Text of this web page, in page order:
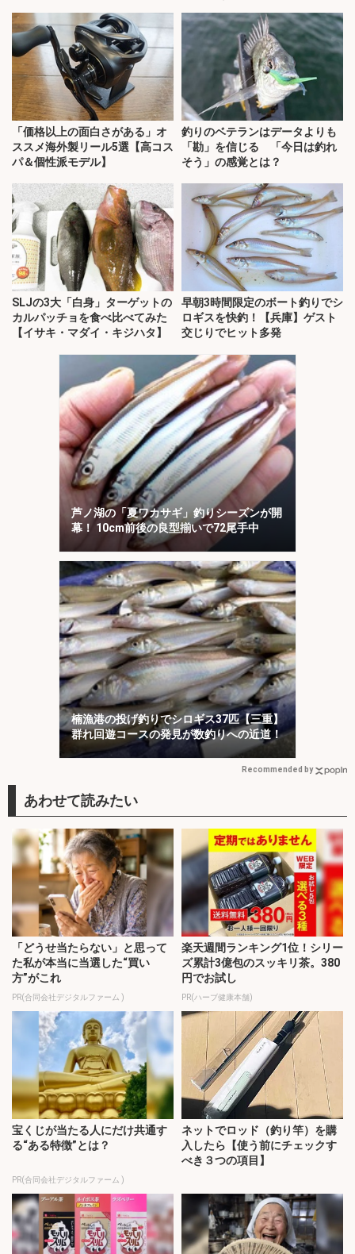
「価格以上の面白さがある」オ
ススメ海外製リール5選【高コス
パ＆個性派モデル】
釣りのベテランはデータよりも
「勘」を信じる 「今日は釣れ
そう」の感覚とは？
SLJの3大「白身」ターゲットの
カルパッチョを食べ比べてみた
【イサキ・マダイ・キジハタ】
早朝3時間限定のボート釣りでシ
ロギスを快釣！【兵庫】ゲスト
交じりでヒット多発
芦ノ湖の「夏ワカサギ」釣りシーズンが開
幕！ 10cm前後の良型揃いで72尾手中
楠漁港の投げ釣りでシロギス37匹【三重】
群れ回遊コースの発見が数釣りへの近道！
Recommended by
「どうせ当たらない」と思って
た私が本当に当選した“買い
方”がこれ
PR(合同会社デジタルファーム )
楽天週間ランキング1位！シリー
ズ累計3億包のスッキリ茶。380
円でお試し
PR(ハーブ健康本舗)
宝くじが当たる人にだけ共通す
る“ある特徴”とは？
PR(合同会社デジタルファーム )
ネットでロッド（釣り竿）を購
入したら【使う前にチェックす
べき３つの項目】